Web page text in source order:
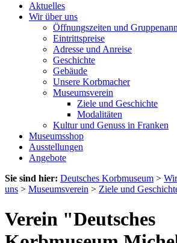
Aktuelles
Wir über uns
Öffnungszeiten und
Eintrittspreise
Adresse und Anreise
Geschichte
Gebäude
Unsere Korbmacher
Museumsverein
Ziele und Geschichte
Modalitäten
Kultur und Genuss in Franken
Museumsshop
Ausstellungen
Angebote
Sie sind hier: Deutsches Korbmuseum >
uns > Museumsverein > Ziele und
Verein "Deutsches